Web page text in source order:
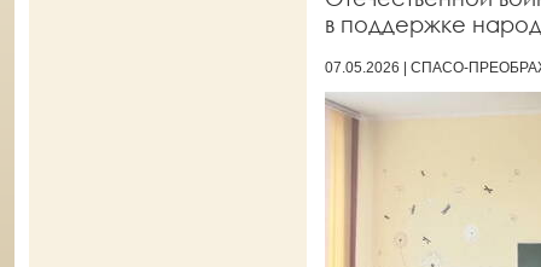
в поддержке
07.05.2026 | СПАСО-